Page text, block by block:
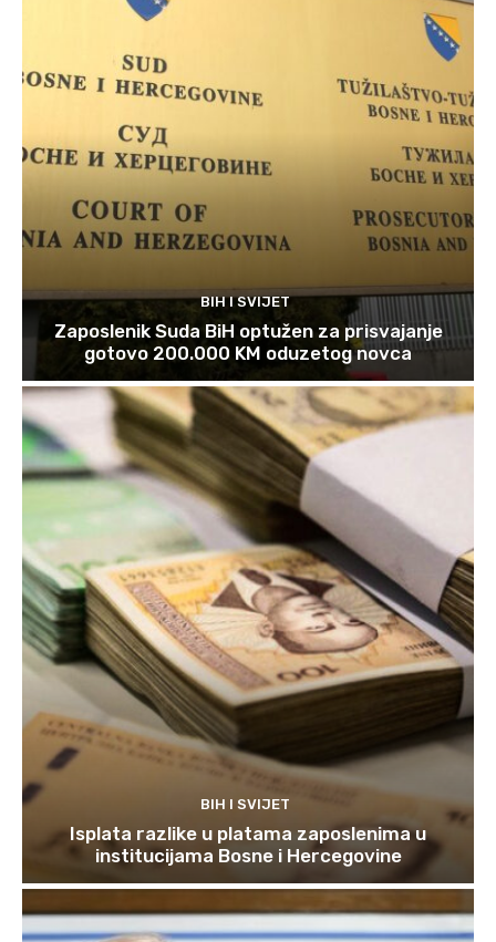
BIH I SVIJET
Zaposlenik Suda BiH optužen za prisvajanje
gotovo 200.000 KM oduzetog novca
BIH I SVIJET
Isplata razlike u platama zaposlenima u
institucijama Bosne i Hercegovine